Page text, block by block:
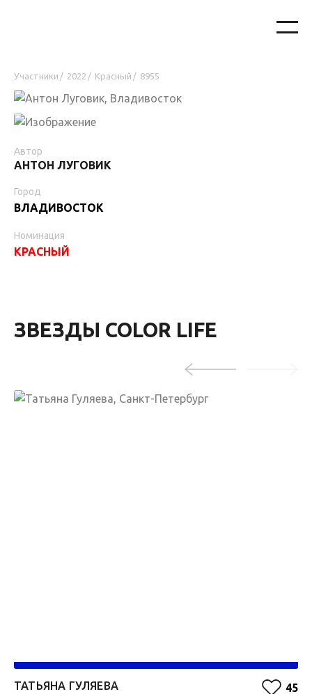
Участники / 2022 / Красный / 8955
Автор
АНТОН ЛУГОВИК
Город
ВЛАДИВОСТОК
Номинация
КРАСНЫЙ
ЗВЕЗДЫ COLOR LIFE
ТАТЬЯНА ГУЛЯЕВА
45